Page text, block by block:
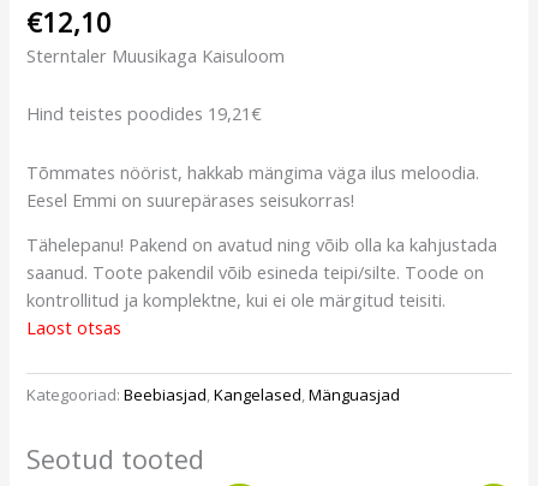
€12,10
Sterntaler Muusikaga Kaisuloom
Hind teistes poodides 19,21€
Tõmmates nöörist, hakkab mängima väga ilus meloodia.
Eesel Emmi on suurepärases seisukorras!
Tähelepanu! Pakend on avatud ning võib olla ka kahjustada
saanud. Toote pakendil võib esineda teipi/silte. Toode on
kontrollitud ja komplektne, kui ei ole märgitud teisiti.
Laost otsas
Kategooriad:Beebiasjad,Kangelased,Mänguasjad
Seotud tooted